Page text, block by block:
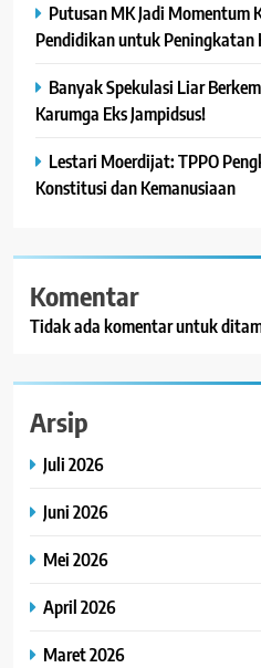
Putusan MK Jadi Momentum
Pendidikan untuk Peningkatan
Banyak Spekulasi Liar
Karumga Eks Jampidsus!
Lestari Moerdijat: TPPO
Konstitusi dan Kemanusiaan
Komentar
Tidak ada komentar untuk
Arsip
Juli 2026
Juni 2026
Mei 2026
April 2026
Maret 2026